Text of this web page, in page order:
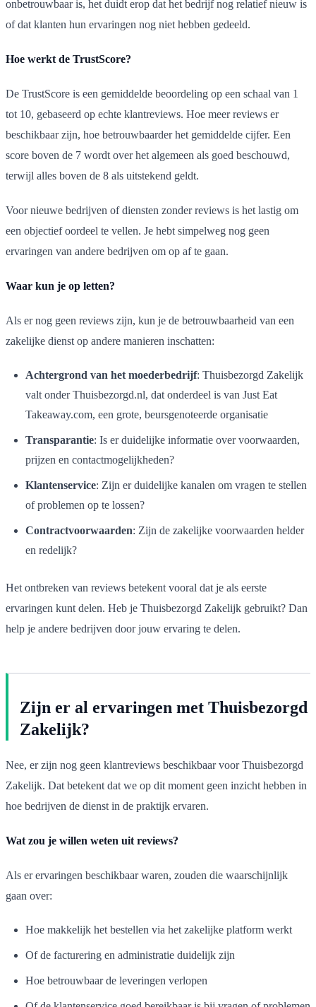
onbetrouwbaar is, het duidt erop dat het bedrijf nog relatief nieuw is
of dat klanten hun ervaringen nog niet hebben gedeeld.
Hoe werkt de TrustScore?
De TrustScore is een gemiddelde beoordeling op een schaal van 1
tot 10, gebaseerd op echte klantreviews. Hoe meer reviews er
beschikbaar zijn, hoe betrouwbaarder het gemiddelde cijfer. Een
score boven de 7 wordt over het algemeen als goed beschouwd,
terwijl alles boven de 8 als uitstekend geldt.
Voor nieuwe bedrijven of diensten zonder reviews is het lastig om
een objectief oordeel te vellen. Je hebt simpelweg nog geen
ervaringen van andere bedrijven om op af te gaan.
Waar kun je op letten?
Als er nog geen reviews zijn, kun je de betrouwbaarheid van een
zakelijke dienst op andere manieren inschatten:
Achtergrond van het moederbedrijf: Thuisbezorgd Zakelijk
valt onder Thuisbezorgd.nl, dat onderdeel is van Just Eat
Takeaway.com, een grote, beursgenoteerde organisatie
Transparantie: Is er duidelijke informatie over voorwaarden,
prijzen en contactmogelijkheden?
Klantenservice: Zijn er duidelijke kanalen om vragen te stellen
of problemen op te lossen?
Contractvoorwaarden: Zijn de zakelijke voorwaarden helder
en redelijk?
Het ontbreken van reviews betekent vooral dat je als eerste
ervaringen kunt delen. Heb je Thuisbezorgd Zakelijk gebruikt? Dan
help je andere bedrijven door jouw ervaring te delen.
Zijn er al ervaringen met Thuisbezorgd
Zakelijk?
Nee, er zijn nog geen klantreviews beschikbaar voor Thuisbezorgd
Zakelijk. Dat betekent dat we op dit moment geen inzicht hebben in
hoe bedrijven de dienst in de praktijk ervaren.
Wat zou je willen weten uit reviews?
Als er ervaringen beschikbaar waren, zouden die waarschijnlijk
gaan over:
Hoe makkelijk het bestellen via het zakelijke platform werkt
Of de facturering en administratie duidelijk zijn
Hoe betrouwbaar de leveringen verlopen